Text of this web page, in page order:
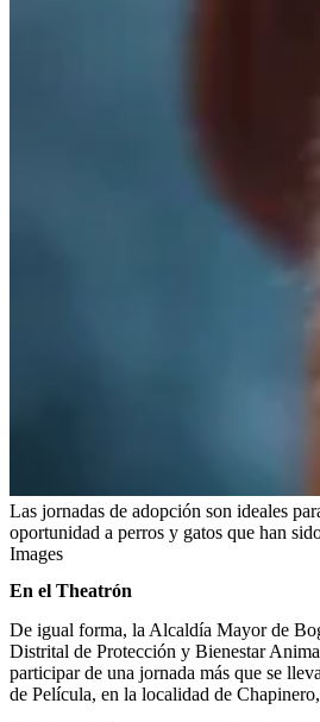
Las jornadas de adopción son ideales
oportunidad a perros y gatos que han
Images
En el Theatrón
De igual forma, la Alcaldía Mayor de
Distrital de Protección y Bienestar
participar de una jornada más que se
de Película, en la localidad de